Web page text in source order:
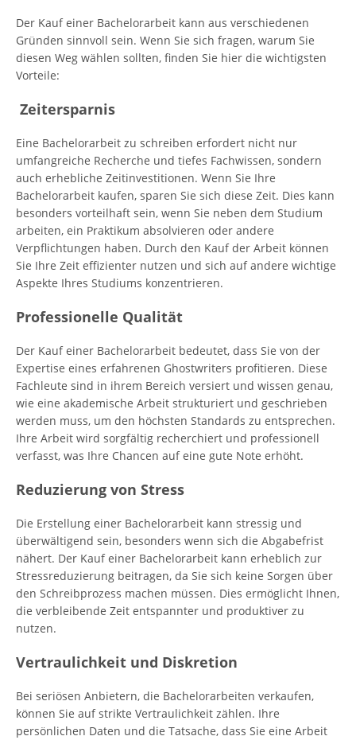
Der Kauf einer Bachelorarbeit kann aus verschiedenen
Gründen sinnvoll sein. Wenn Sie sich fragen, warum Sie
diesen Weg wählen sollten, finden Sie hier die wichtigsten
Vorteile:
Zeitersparnis
Eine Bachelorarbeit zu schreiben erfordert nicht nur
umfangreiche Recherche und tiefes Fachwissen, sondern
auch erhebliche Zeitinvestitionen. Wenn Sie Ihre
Bachelorarbeit kaufen, sparen Sie sich diese Zeit. Dies kann
besonders vorteilhaft sein, wenn Sie neben dem Studium
arbeiten, ein Praktikum absolvieren oder andere
Verpflichtungen haben. Durch den Kauf der Arbeit können
Sie Ihre Zeit effizienter nutzen und sich auf andere wichtige
Aspekte Ihres Studiums konzentrieren.
Professionelle Qualität
Der Kauf einer Bachelorarbeit bedeutet, dass Sie von der
Expertise eines erfahrenen Ghostwriters profitieren. Diese
Fachleute sind in ihrem Bereich versiert und wissen genau,
wie eine akademische Arbeit strukturiert und geschrieben
werden muss, um den höchsten Standards zu entsprechen.
Ihre Arbeit wird sorgfältig recherchiert und professionell
verfasst, was Ihre Chancen auf eine gute Note erhöht.
Reduzierung von Stress
Die Erstellung einer Bachelorarbeit kann stressig und
überwältigend sein, besonders wenn sich die Abgabefrist
nähert. Der Kauf einer Bachelorarbeit kann erheblich zur
Stressreduzierung beitragen, da Sie sich keine Sorgen über
den Schreibprozess machen müssen. Dies ermöglicht Ihnen,
die verbleibende Zeit entspannter und produktiver zu
nutzen.
Vertraulichkeit und Diskretion
Bei seriösen Anbietern, die Bachelorarbeiten verkaufen,
können Sie auf strikte Vertraulichkeit zählen. Ihre
persönlichen Daten und die Tatsache, dass Sie eine Arbeit